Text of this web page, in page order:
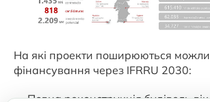
На які проекти поширюються
фінансування через IFRRU 2030:
Повна реконструкція будівель